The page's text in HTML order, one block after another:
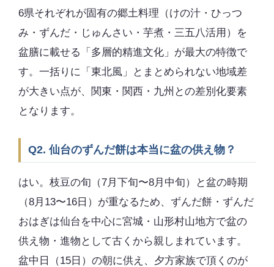
6県それぞれが固有の郷土料理（けの汁・ひっつ
み・ずんだ・じゅんさい・芋煮・三五八活用）を
盆膳に載せる「多層的精進文化」が最大の特徴で
す。一括りに「東北風」とまとめられない地域差
が大きい点が、関東・関西・九州との差別化要素
となります。
Q2. 仙台のずんだ餅は本当に盆の供え物？
はい。枝豆の旬（7月下旬〜8月中旬）と盆の時期
（8月13〜16日）が重なるため、ずんだ餅・ずんだ
おはぎは仙台を中心に宮城・山形村山地方で盆の
供え物・進物として古くから親しまれています。
盆中日（15日）の朝に供え、夕方家族で頂くのが